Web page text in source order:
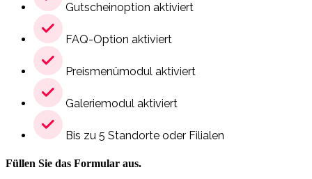
Gutscheinoption aktiviert
FAQ-Option aktiviert
Preismenümodul aktiviert
Galeriemodul aktiviert
Bis zu 5 Standorte oder Filialen
Füllen Sie das Formular aus.